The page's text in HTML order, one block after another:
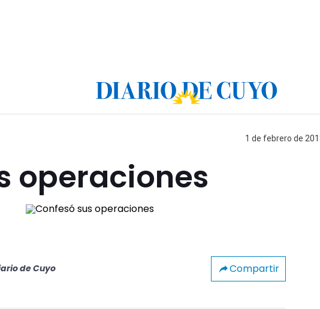
1 de febrero de
operaciones
de Cuyo Compartir